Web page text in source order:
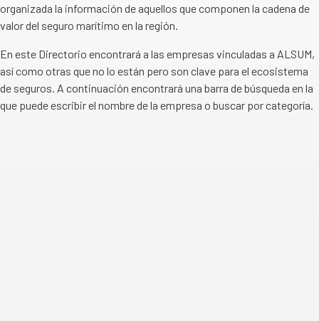
organizada la información de aquellos que componen la cadena de
valor del seguro marítimo en la región.
En este Directorio encontrará a las empresas vinculadas a ALSUM,
así como otras que no lo están pero son clave para el ecosistema
de seguros. A continuación encontrará una barra de búsqueda en la
que puede escribir el nombre de la empresa o buscar por categoría.